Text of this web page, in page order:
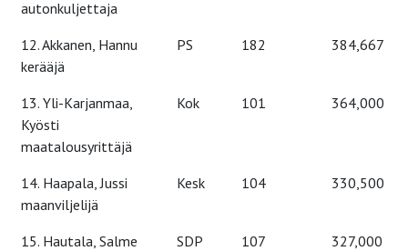
autonkuljettaja
12. Akkanen, Hannu
kerääjä
PS 182 384,667
13. Yli-Karjanmaa,
Kyösti
maatalousyrittäjä
Kok 101 364,000
14. Haapala, Jussi
maanviljelijä
Kesk 104 330,500
15. Hautala, Salme
SDP 107 327,000